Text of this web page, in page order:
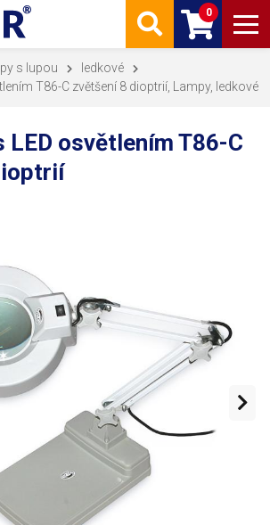
0
s lupou
ledkové
T86-C zvětšení 8 dioptrií, Lampy, ledkové
LED osvětlením T86-C